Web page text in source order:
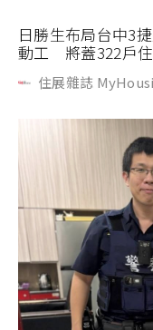
日勝生布局台中3
動工 將蓋322戶
住展雜誌